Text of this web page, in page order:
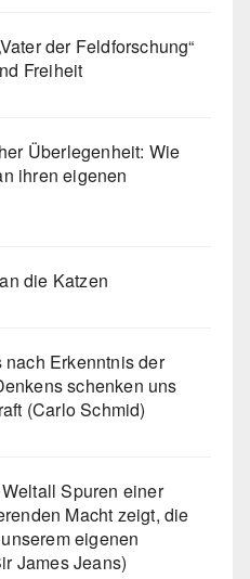
der Feldforschung“
Freiheit
Überlegenheit: Wie
ihren eigenen
die Katzen
Erkenntnis der
schenken uns
(Carlo Schmid)
Spuren einer
Macht zeigt, die
eigenen
James Jeans)